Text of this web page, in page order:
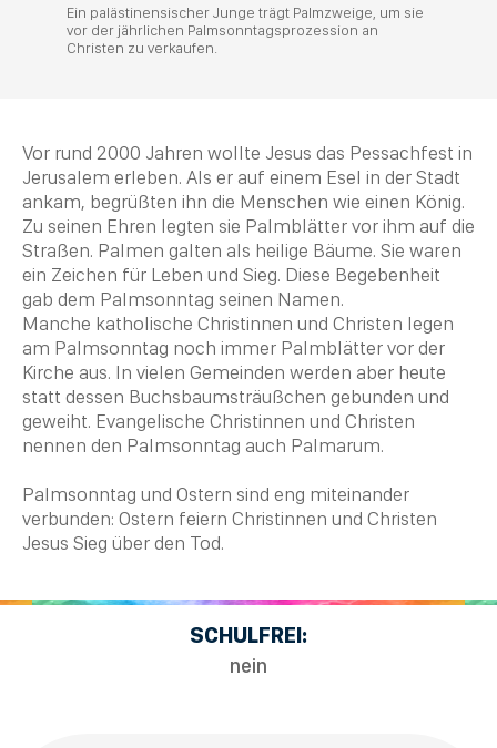
Ein palästinensischer Junge trägt Palmzweige, um sie
vor der jährlichen Palmsonntagsprozession an
Christen zu verkaufen.
Vor rund 2000 Jahren wollte Jesus das Pessachfest in
Jerusalem erleben. Als er auf einem Esel in der Stadt
ankam, begrüßten ihn die Menschen wie einen König.
Zu seinen Ehren legten sie Palmblätter vor ihm auf die
Straßen. Palmen galten als heilige Bäume. Sie waren
ein Zeichen für Leben und Sieg. Diese Begebenheit
gab dem Palmsonntag seinen Namen.
Manche katholische Christinnen und Christen legen
am Palmsonntag noch immer Palmblätter vor der
Kirche aus. In vielen Gemeinden werden aber heute
statt dessen Buchsbaumsträußchen gebunden und
geweiht. Evangelische Christinnen und Christen
nennen den Palmsonntag auch Palmarum.
Palmsonntag und Ostern sind eng miteinander
verbunden: Ostern feiern Christinnen und Christen
Jesus Sieg über den Tod.
SCHULFREI:
nein